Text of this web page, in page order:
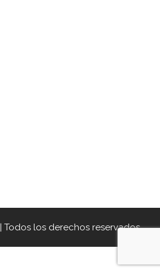
| Todos los derechos reservados